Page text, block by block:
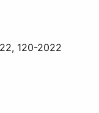
120-2022